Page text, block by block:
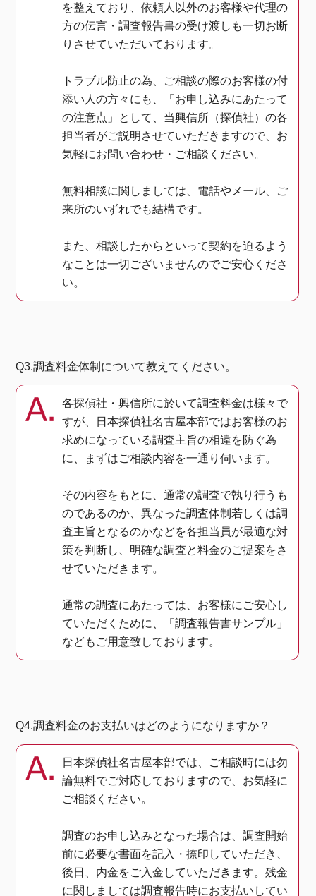
を整えており、依頼人以外のお客様や代理の
方の伝言・調査報告書の受け渡しも一切お断
りさせていただいております。
トラブル防止の為、ご相談の際のお客様の付
添い人の方々にも、「お申し込みにあたって
の注意点」として、当興信所（探偵社）の各
担当者がご説明させていただきますので、お
気軽にお問い合わせ・ご相談ください。
無料相談に関しましては、電話やメール、ご
来所のいずれでも結構です。
また、相談したからといって契約を迫るよう
なことは一切ございませんのでご安心くださ
い。
Q3.調査料金体制について教えてください。
各探偵社・興信所に於いて調査料金は様々で
すが、日本探偵社名古屋本部ではお客様のお
求めになっている調査主旨の相違を防ぐ為
に、まずはご相談内容を一通り伺います。
その内容をもとに、通常の調査で執り行うも
のであるのか、異なった調査体制若しくは調
査主旨となるのかなどを各担当員が最適な対
策を判断し、明確な調査と料金のご提案をさ
せていただきます。
通常の調査にあたっては、お客様にご安心し
ていただくために、「調査報告書サンプル」
などもご用意致しております。
Q4.調査料金のお支払いはどのようになりますか？
日本探偵社名古屋本部では、ご相談時には勿
論無料でご対応しておりますので、お気軽に
ご相談ください。
調査のお申し込みとなった場合は、調査開始
前に必要な書面を記入・捺印していただき、
後日、内金をご入金していただきます。残金
に関しましては調査報告時にお支払いしてい